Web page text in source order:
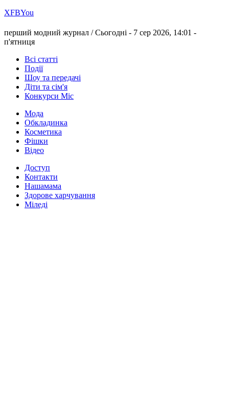
ХFBYou
перший модний журнал /Сьогодні - 7 сер 2026, 14:01 -
п'ятниця
Всі статті
Події
Шоу та передачі
Діти та сім'я
Конкурси Міс
Мода
Обкладинка
Косметика
Фішки
Відео
Доступ
Контакти
Нашамама
Здорове харчування
Міледі